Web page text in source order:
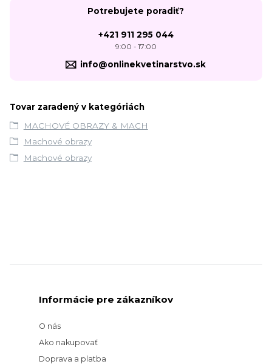
Potrebujete poradiť?
+421 911 295 044
9:00 - 17:00
info@onlinekvetinarstvo.sk
Tovar zaradený v kategóriách
MACHOVÉ OBRAZY & MACH
Machové obrazy
Machové obrazy
Informácie pre zákazníkov
O nás
Ako nakupovať
Doprava a platba